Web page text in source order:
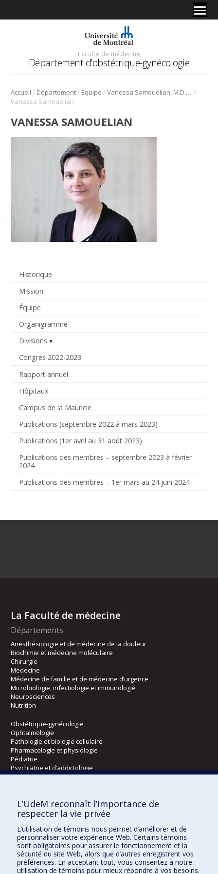
Faculté de médecine
Département d'obstétrique-gynécologie
Accueil / Département/ Équipe / Vanessa Samouëlian, M.D., PhD /
Vanessa Samouelian
Historique
Mission
Équipe
Organigramme
Divisions
Congrès 2022-2023
Rapport annuel
Hôpitaux
Campus de la Mauricie
Publications (septembre 2022 à mars 2023)
Publications (1er avril au 31 août 2023)
Publications des membres – septembre 2023 à février
2024
Publications des membres – 1er mars au 24 juin 2024
VANESSA SAMOUELIAN
La Faculté de médecine
Départements
Anesthésiologie et de médecine de la douleur
Biochimie et médecine moléculaire
Chirurgie
Médecine
Médecine de famille et de médecine d’urgence
Microbiologie, infectiologie et immunologie
Neurosciences
Nutrition
Obstétrique-gynécologie
Ophtalmologie
Pathologie et biologie cellulaire
Pharmacologie et physiologie
Pédiatrie
Psychiatrie et d’addictologie
Radiologie, radio-oncologie et médecine nucléaire
Écoles
Orthophonie et audiologie
Réadaptation
Directions
L’UdeM reconnaît l’importance de
respecter la vie privée
L’utilisation de témoins nous permet d’améliorer et de
personnaliser votre expérience Web. Certains témoins
sont obligatoires pour assurer le fonctionnement et la
sécurité du site Web, alors que d’autres enregistrent vos
préférences. En acceptant tout, vous consentez à notre
utilisation de témoins pour mieux répondre à vos besoins.